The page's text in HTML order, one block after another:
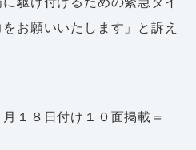
お願いいたします」と訴え
１８日付け１０面掲載＝